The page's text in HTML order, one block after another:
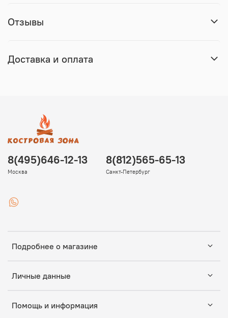
Отзывы
Доставка и оплата
Подробнее о магазине
Личные данные
Помощь и информация
8(495)646-12-13
Москва
8(812)565-65-13
Санкт-Петербург